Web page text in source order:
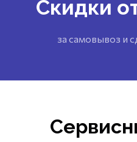
Скидки
за самовывоз и